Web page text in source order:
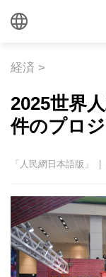
経済 >
2025世界
件のプロ
「人民網日本語版」 |